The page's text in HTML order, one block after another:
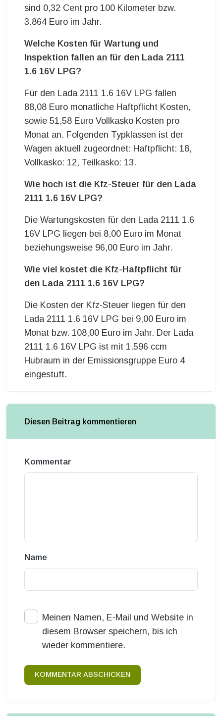
sind 0,32 Cent pro 100 Kilometer bzw.
3.864 Euro im Jahr.
Welche Kosten für Wartung und
Inspektion fallen an für den Lada 2111
1.6 16V LPG?
Für den Lada 2111 1.6 16V LPG fallen
88,08 Euro monatliche Haftpflicht Kosten,
sowie 51,58 Euro Vollkasko Kosten pro
Monat an. Folgenden Typklassen ist der
Wagen aktuell zugeordnet: Haftpflicht: 18,
Vollkasko: 12, Teilkasko: 13.
Wie hoch ist die Kfz-Steuer für den Lada
2111 1.6 16V LPG?
Die Wartungskosten für den Lada 2111 1.6
16V LPG liegen bei 8,00 Euro im Monat
beziehungsweise 96,00 Euro im Jahr.
Wie viel kostet die Kfz-Haftpflicht für
den Lada 2111 1.6 16V LPG?
Die Kosten der Kfz-Steuer liegen für den
Lada 2111 1.6 16V LPG bei 9,00 Euro im
Monat bzw. 108,00 Euro im Jahr. Der Lada
2111 1.6 16V LPG ist mit 1.596 ccm
Hubraum in der Emissionsgruppe Euro 4
eingestuft.
Diesen Beitrag kommentieren
Kommentar
Name
Meinen Namen, E-Mail und Website in
diesem Browser speichern, bis ich
wieder kommentiere.
KOMMENTAR ABSCHICKEN